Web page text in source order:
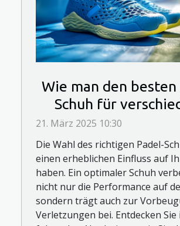
Wie man den besten
Schuh für
Spielstile
21. März 2025 10:30
Die Wahl des richtigen Padel-
einen erheblichen Einfluss auf
haben. Ein optimaler Schuh
nicht nur die Performance auf
sondern trägt auch zur
Verletzungen bei. Entdecken Sie